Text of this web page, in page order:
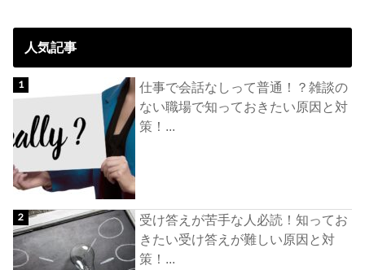
人気記事
仕事で会話なしって普通！？雑談の
ない職場で知っておきたい原因と対
策！...
受け答えが苦手な人必読！知ってお
きたい受け答えが難しい原因と対
策！...